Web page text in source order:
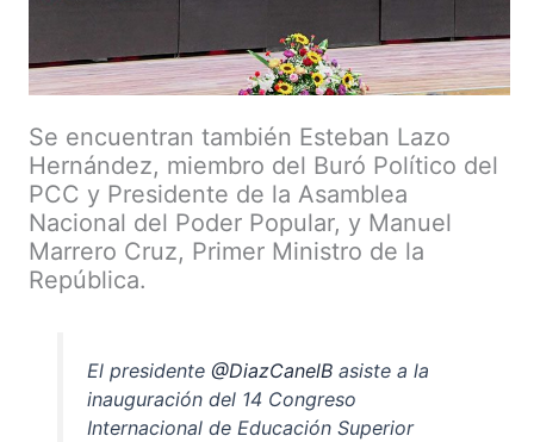
Se encuentran también Esteban Lazo
Hernández, miembro del Buró Político del
PCC y Presidente de la Asamblea
Nacional del Poder Popular, y Manuel
Marrero Cruz, Primer Ministro de la
República.
El presidente@DiazCanelB asiste a la
inauguración del 14 Congreso
Internacional de Educación Superior